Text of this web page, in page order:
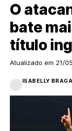
O
bate
título
Atualizado em 21/
ISABELLY BRAGA